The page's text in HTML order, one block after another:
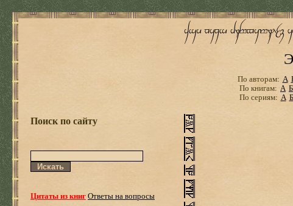
По авторам: А
По книгам: А Б
По сериям: А Б
Поиск по сайту
Цитаты из книгОтветы на вопросы